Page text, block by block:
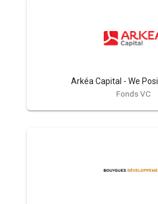
Arkéa Capital - We
Fonds VC